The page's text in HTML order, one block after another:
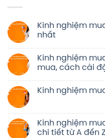
Kinh nghiệm
nhất
Kinh nghiệm
mua, cách cài
Kinh nghiệm
Kinh nghiệm
chi tiết từ A đến Z